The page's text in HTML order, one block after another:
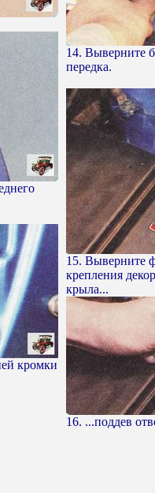
кромки
14. Выверните
передка.
15. Выверните
крепления
крыла...
16. ...поддев